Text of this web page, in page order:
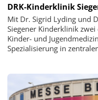
DRK-Kinderklinik
Mit Dr. Sigrid Lyding und
Siegener Kinderklinik
Kinder- und
Spezialisierung in